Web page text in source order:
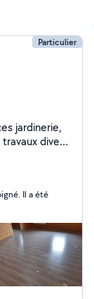
Particulier
divers
Il a été